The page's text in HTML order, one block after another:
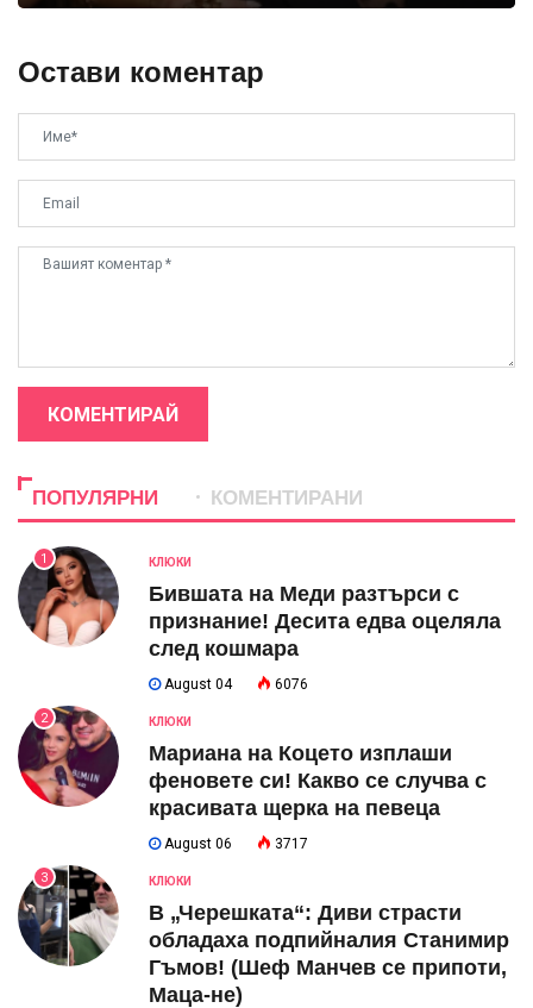
Остави коментар
КОМЕНТИРАЙ
ПОПУЛЯРНИ КОМЕНТИРАНИ
1 КЛЮКИ
Бившата на Меди разтърси с
признание! Десита едва оцеляла
след кошмара
August 04 6076
2 КЛЮКИ
Мариана на Коцето изплаши
феновете си! Какво се случва с
красивата щерка на певеца
August 06 3717
3 КЛЮКИ
В „Черешката“: Диви страсти
обладаха подпийналия Станимир
Гъмов! (Шеф Манчев се припоти,
Маца-не)